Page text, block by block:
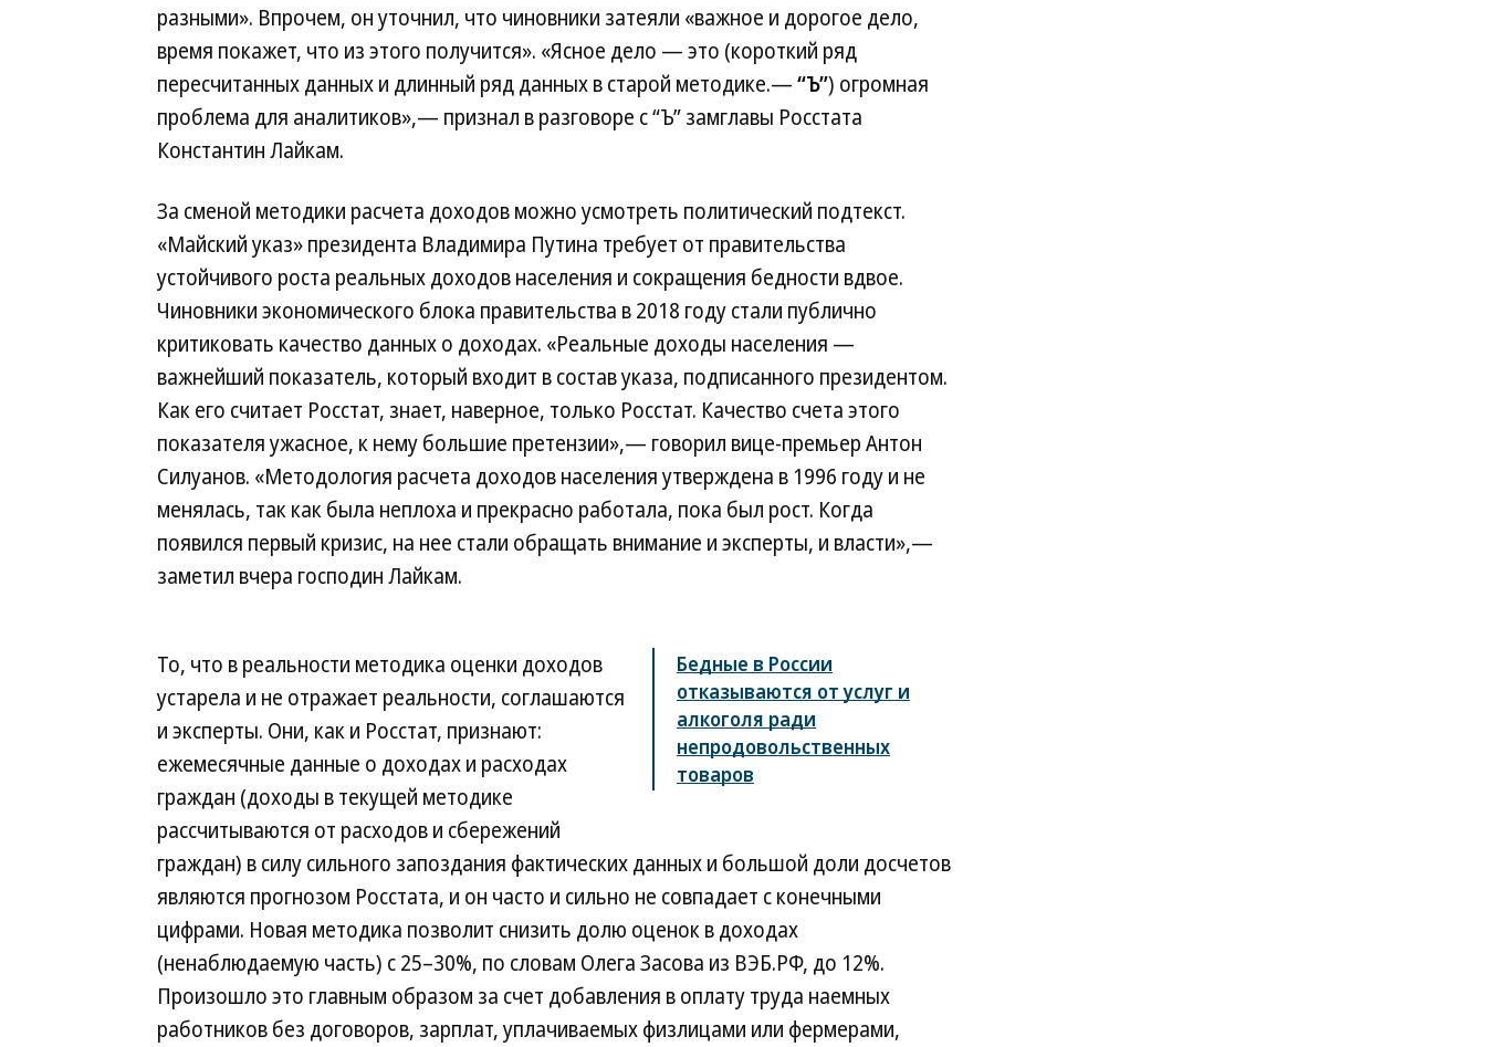
разными». Впрочем, он уточнил, что чиновники затеяли «важное и дорогое дело,
время покажет, что из этого получится». «Ясное дело — это (короткий ряд
пересчитанных данных и длинный ряд данных в старой методике.—“Ъ”) огромная
проблема для аналитиков»,— признал в разговоре с “Ъ” замглавы Росстата
Константин Лайкам.
За сменой методики расчета доходов можно усмотреть политический подтекст.
«Майский указ» президента Владимира Путина требует от правительства
устойчивого роста реальных доходов населения и сокращения бедности вдвое.
Чиновники экономического блока правительства в 2018 году стали публично
критиковать качество данных о доходах. «Реальные доходы населения —
важнейший показатель, который входит в состав указа, подписанного президентом.
Как его считает Росстат, знает, наверное, только Росстат. Качество счета этого
показателя ужасное, к нему большие претензии»,— говорил вице-премьер Антон
Силуанов. «Методология расчета доходов населения утверждена в 1996 году и не
менялась, так как была неплоха и прекрасно работала, пока был рост. Когда
появился первый кризис, на нее стали обращать внимание и эксперты, и власти»,—
заметил вчера господин Лайкам.
Бедные в России
отказываются от услуг и
алкоголя ради
непродовольственных
товаров
То, что в реальности методика оценки доходов
устарела и не отражает реальности, соглашаются
и эксперты. Они, как и Росстат, признают:
ежемесячные данные о доходах и расходах
граждан (доходы в текущей методике
рассчитываются от расходов и сбережений
граждан) в силу сильного запоздания фактических данных и большой доли досчетов
являются прогнозом Росстата, и он часто и сильно не совпадает с конечными
цифрами. Новая методика позволит снизить долю оценок в доходах
(ненаблюдаемую часть) с 25–30%, по словам Олега Засова из ВЭБ.РФ, до 12%.
Произошло это главным образом за счет добавления в оплату труда наемных
работников без договоров, зарплат, уплачиваемых физлицами или фермерами,